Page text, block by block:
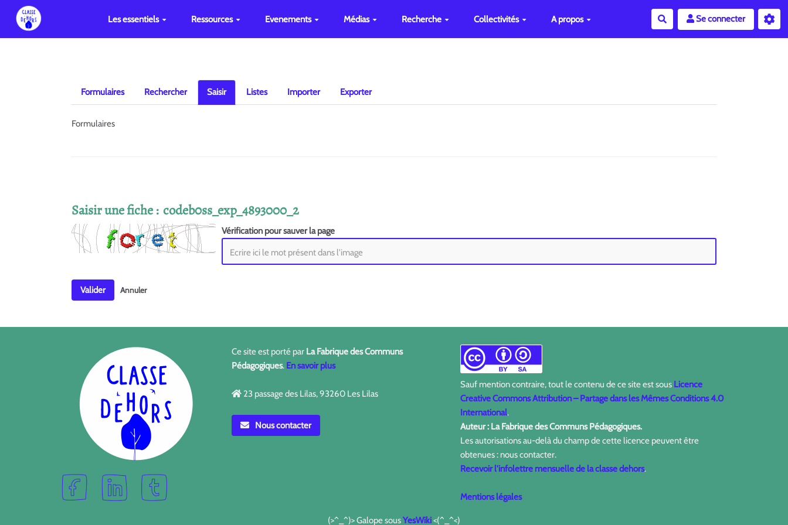
Les essentiels Ressources Evenements Médias Recherche Collectivités A propos RechercherSe connecter
Formulaires Rechercher Saisir Listes Importer Exporter
Formulaires
Saisir une fiche : codeb0ss_exp_4893000_2
Vérification pour sauver la page
Valider Annuler
Ce site est porté par La Fabrique des Communs
Pédagogiques. En savoir plus
23 passage des Lilas, 93260 Les Lilas
Nous contacter
Sauf mention contraire, tout le contenu de ce site est sous Licence
Creative Commons Attribution – Partage dans les Mêmes Conditions 4.0
International.
Auteur : La Fabrique des Communs Pédagogiques.
Les autorisations au-delà du champ de cette licence peuvent être
obtenues : nous contacter.
Recevoir l'infolettre mensuelle de la classe dehors.
Mentions légales
(>^_^)> Galope sousYesWiki<(^_^<)